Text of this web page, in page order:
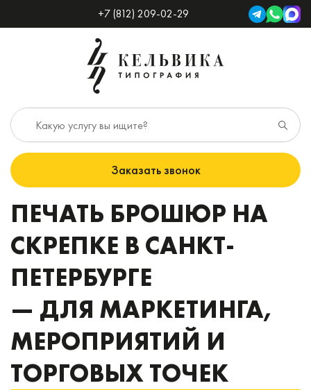
+7 (812) 209-02-29
Заказать звонок
ПЕЧАТЬ БРОШЮР НА
СКРЕПКЕ В САНКТ-
ПЕТЕРБУРГЕ
— ДЛЯ МАРКЕТИНГА,
МЕРОПРИЯТИЙ И
ТОРГОВЫХ ТОЧЕК